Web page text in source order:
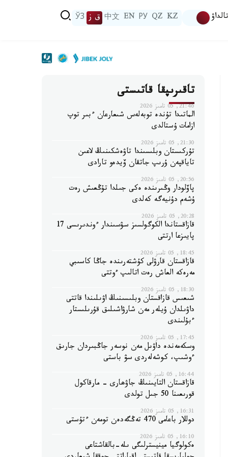
تالداۋ KZ
QZ
РУ
EN
中文 ق ز ЎЗ
تاقىرىپقا قاتىستى
21:46, 05 تامىز 2026
الماتىدا تۇندە توبەلەس شىعارعان ءبىر توپ
ازامات ۇستالدى
21:30, 05 تامىز 2026
تۇركىستان وبلىسىندا تاۋەشكىنىڭ لاعىن
تاياقپەن ۇرىپ جاتقان ۆيدەو تارادى
20:56, 05 تامىز 2026
پاۆلودار وڭىرىندە ەكى جىلدا تۇڭعىش رەت
ۇشەم دۇنيەگە كەلدى
20:28, 05 تامىز 2026
قازاقستاندا الكوگولسىز سۋسىندار ءوندىرىسى 17
پايىزعا ارتتى
18:45, 05 تامىز 2026
قازاقستان قارۋلى كۇشتەرىندە جاڭا كاسىبي
مەرەكە العاش رەت اتالىپ ءوتتى
18:30, 05 تامىز 2026
شىعىس قازاقستان وبلىسىنىڭ اۋىلىندا قاتتى
داۋىلدان ۇيلەر مەن شارۋاشىلىق قۇرىلىستار
ءبۇلىندى
17:45, 05 تامىز 2026
وسكەمەندە داۋىل مەن نوسەر جاڭبىردان جارىق
ءوشىپ، كوشەلەردى سۋ باستى
16:44, 05 تامىز 2026
قازاقستان التايىنىڭ جاۋھارى - مارقاكول
قورىعىنا 50 جىل تولدى
16:31, 05 تامىز 2026
دوللار باعامى 470 تەڭگەدەن تومەن ءتۇستى
16:10, 05 تامىز 2026
ەكولوگيا مينيسترلىگى ىلە-بالقاشتاعى